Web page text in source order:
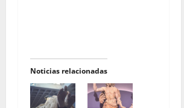
Noticias relacionadas